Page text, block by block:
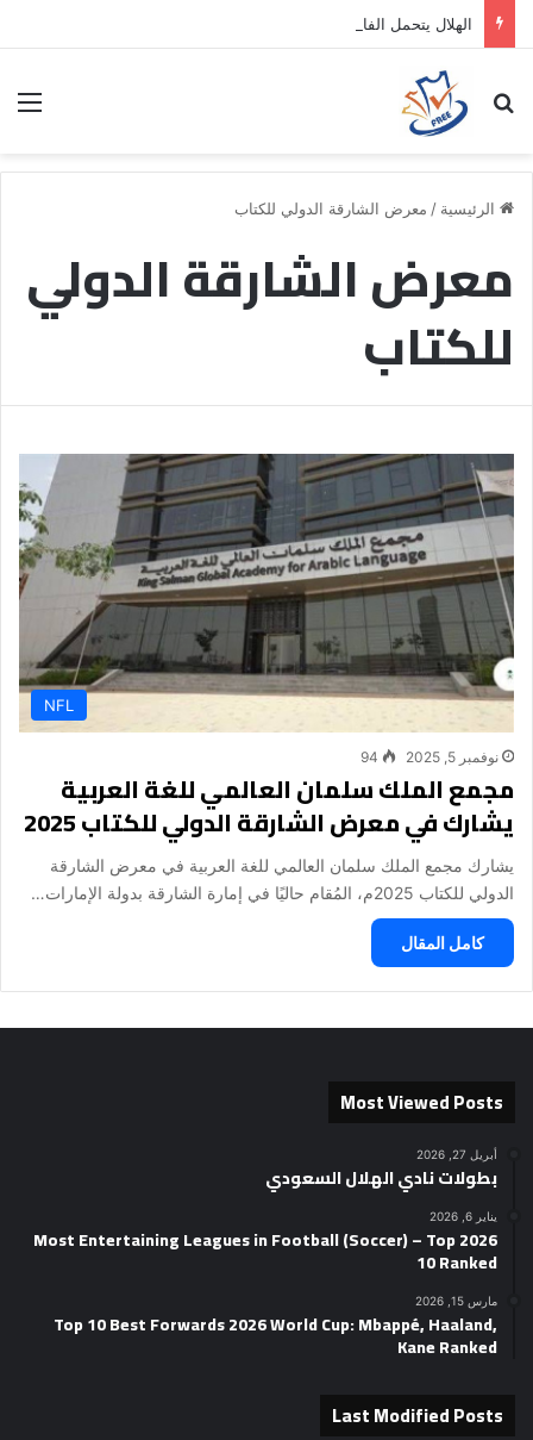
بحث عن
الرئيسية / معرض الشارقة الدولي للكتاب
معرض الشارقة الدولي
للكتاب
NFL
نوفمبر 5, 2025 94
مجمع الملك سلمان العالمي للغة العربية
يشارك في معرض الشارقة الدولي للكتاب 2025
يشارك مجمع الملك سلمان العالمي للغة العربية في معرض الشارقة
الدولي للكتاب 2025م، المُقام حاليًا في إمارة الشارقة بدولة الإمارات…
كامل المقال
Most Viewed Posts
أبريل 27, 2026
بطولات نادي الهلال السعودي
يناير 6, 2026
2026 Most Entertaining Leagues in Football (Soccer) – Top
10 Ranked
مارس 15, 2026
Top 10 Best Forwards 2026 World Cup: Mbappé, Haaland,
Kane Ranked
Last Modified Posts